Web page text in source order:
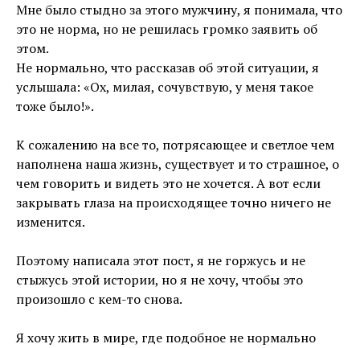
Мне было стыдно за этого мужчину, я понимала, что
это не норма, но не решилась громко заявить об
этом.
Не нормально, что рассказав об этой ситуации, я
услышала: «Ох, милая, сочувствую, у меня такое
тоже было!».
К сожалению на все то, потрясающее и светлое чем
наполнена наша жизнь, существует и то страшное, о
чем говорить и видеть это не хочется. А вот если
закрывать глаза на происходящее точно ничего не
изменится.
Поэтому написала этот пост, я не горжусь и не
стыжусь этой истории, но я не хочу, чтобы это
произошло с кем-то снова.
Я хочу жить в мире, где подобное не нормально